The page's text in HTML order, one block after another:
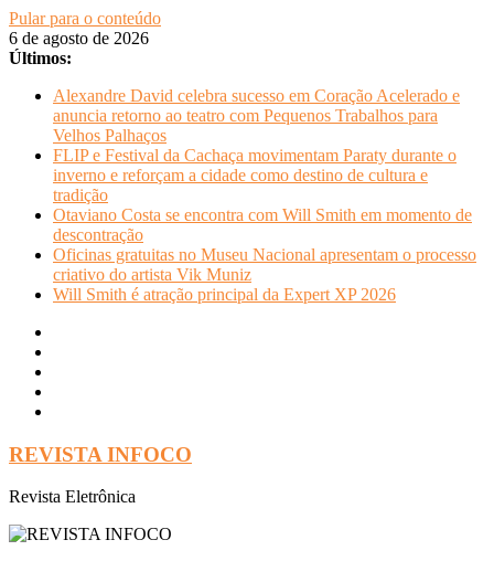
Pular para o conteúdo
6 de agosto de 2026
Últimos:
Alexandre David celebra sucesso em Coração Acelerado e
anuncia retorno ao teatro com Pequenos Trabalhos para
Velhos Palhaços
FLIP e Festival da Cachaça movimentam Paraty durante o
inverno e reforçam a cidade como destino de cultura e
tradição
Otaviano Costa se encontra com Will Smith em momento de
descontração
Oficinas gratuitas no Museu Nacional apresentam o processo
criativo do artista Vik Muniz
Will Smith é atração principal da Expert XP 2026
REVISTA INFOCO
Revista Eletrônica